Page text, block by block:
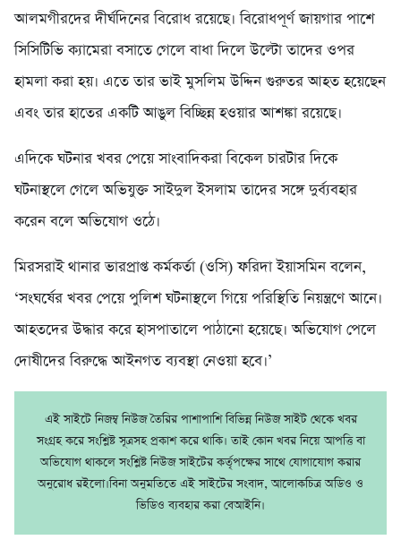
আলমগীরদের দীর্ঘদিনের বিরোধ রয়েছে। বিরোধপূর্ণ জায়গার পাশে
সিসিটিভি ক্যামেরা বসাতে গেলে বাধা দিলে উল্টো তাদের ওপর
হামলা করা হয়। এতে তার ভাই মুসলিম উদ্দিন গুরুতর আহত হয়েছেন
এবং তার হাতের একটি আঙুল বিচ্ছিন্ন হওয়ার আশঙ্কা রয়েছে।
এদিকে ঘটনার খবর পেয়ে সাংবাদিকরা বিকেল চারটার দিকে
ঘটনাস্থলে গেলে অভিযুক্ত সাইদুল ইসলাম তাদের সঙ্গে দুর্ব্যবহার
করেন বলে অভিযোগ ওঠে।
মিরসরাই থানার ভারপ্রাপ্ত কর্মকর্তা (ওসি) ফরিদা ইয়াসমিন বলেন,
‘সংঘর্ষের খবর পেয়ে পুলিশ ঘটনাস্থলে গিয়ে পরিস্থিতি নিয়ন্ত্রণে আনে।
আহতদের উদ্ধার করে হাসপাতালে পাঠানো হয়েছে। অভিযোগ পেলে
দোষীদের বিরুদ্ধে আইনগত ব্যবস্থা নেওয়া হবে।’
এই সাইটে নিজম্ব নিউজ তৈরির পাশাপাশি বিভিন্ন নিউজ সাইট থেকে খবর
সংগ্রহ করে সংশ্লিষ্ট সূত্রসহ প্রকাশ করে থাকি। তাই কোন খবর নিয়ে আপত্তি বা
অভিযোগ থাকলে সংশ্লিষ্ট নিউজ সাইটের কর্তৃপক্ষের সাথে যোগাযোগ করার
অনুরোধ রইলো।বিনা অনুমতিতে এই সাইটের সংবাদ, আলোকচিত্র অডিও ও
ভিডিও ব্যবহার করা বেআইনি।